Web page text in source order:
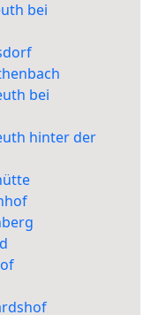
bei
bei
hinter der